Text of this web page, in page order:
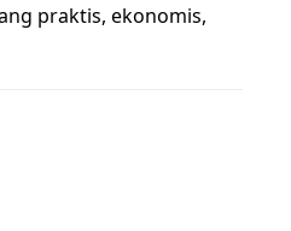
praktis, ekonomis,